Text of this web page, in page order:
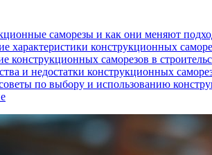
саморезы и как они меняют
характеристики конструкционных
конструкционных саморезов в
и недостатки конструкционных
по выбору и использованию